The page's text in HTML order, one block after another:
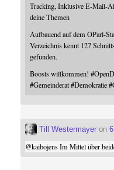
Tracking, Inklusive E-Mail-
deine Themen
Aufbauend auf dem OParl-
Verzeichnis kennt 127
gefunden.
Boosts willkommen!#
#Gemeinderat #Demokratie #
Till Westermayer on
@kaibojensIm Mittel über